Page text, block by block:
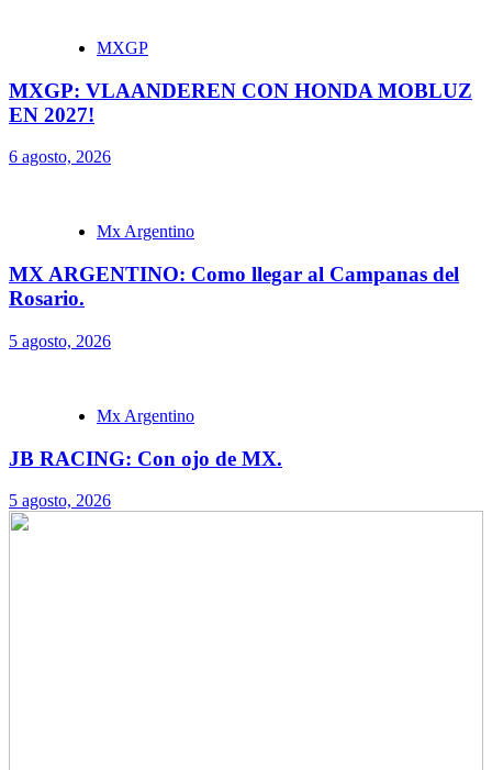
MXGP
MXGP: VLAANDEREN CON HONDA MOBLUZ
EN 2027!
6 agosto, 2026
Mx Argentino
MX ARGENTINO: Como llegar al Campanas del
Rosario.
5 agosto, 2026
Mx Argentino
JB RACING: Con ojo de MX.
5 agosto, 2026